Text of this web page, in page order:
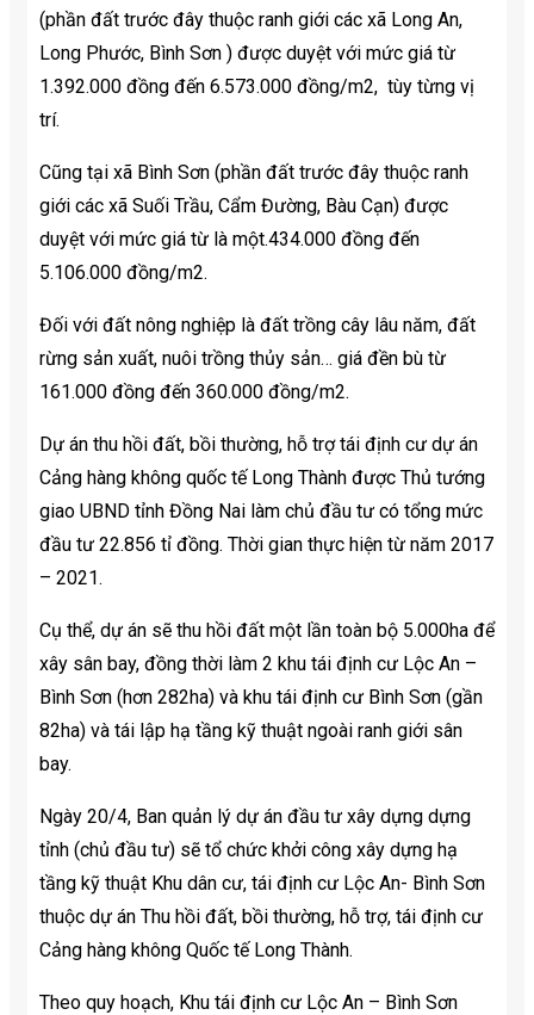
(phần đất trước đây thuộc ranh giới các xã Long An,
Long Phước, Bình Sơn ) được duyệt với mức giá từ
1.392.000 đồng đến 6.573.000 đồng/m2, tùy từng vị
trí.
Cũng tại xã Bình Sơn (phần đất trước đây thuộc ranh
giới các xã Suối Trầu, Cẩm Đường, Bàu Cạn) được
duyệt với mức giá từ là một.434.000 đồng đến
5.106.000 đồng/m2.
Đối với đất nông nghiệp là đất trồng cây lâu năm, đất
rừng sản xuất, nuôi trồng thủy sản… giá đền bù từ
161.000 đồng đến 360.000 đồng/m2.
Dự án thu hồi đất, bồi thường, hỗ trợ tái định cư dự án
Cảng hàng không quốc tế Long Thành được Thủ tướng
giao UBND tỉnh Đồng Nai làm chủ đầu tư có tổng mức
đầu tư 22.856 tỉ đồng. Thời gian thực hiện từ năm 2017
– 2021.
Cụ thể, dự án sẽ thu hồi đất một lần toàn bộ 5.000ha để
xây sân bay, đồng thời làm 2 khu tái định cư Lộc An –
Bình Sơn (hơn 282ha) và khu tái định cư Bình Sơn (gần
82ha) và tái lập hạ tầng kỹ thuật ngoài ranh giới sân
bay.
Ngày 20/4, Ban quản lý dự án đầu tư xây dựng dựng
tỉnh (chủ đầu tư) sẽ tổ chức khởi công xây dựng hạ
tầng kỹ thuật Khu dân cư, tái định cư Lộc An- Bình Sơn
thuộc dự án Thu hồi đất, bồi thường, hỗ trợ, tái định cư
Cảng hàng không Quốc tế Long Thành.
Theo quy hoạch, Khu tái định cư Lộc An – Bình Sơn